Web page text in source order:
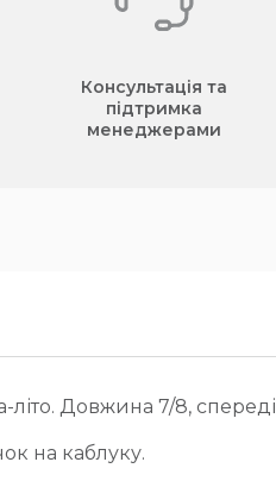
Консультація та
підтримка
менеджерами
Довжина 7/8,
на каблуку.